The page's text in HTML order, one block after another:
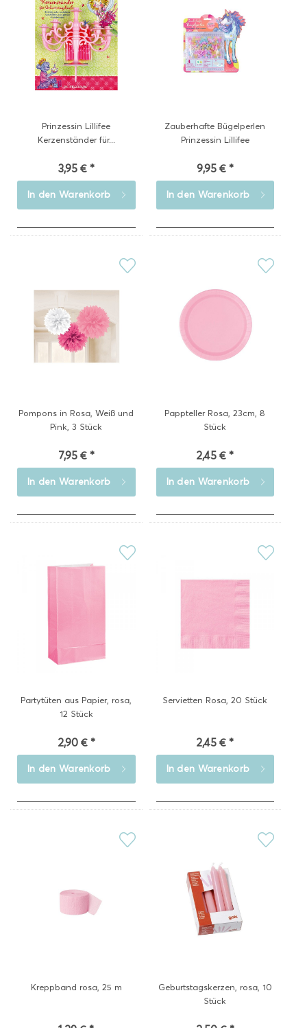
Prinzessin Lillifee
Kerzenständer für...
3,95 € *
In den Warenkorb
Zauberhafte Bügelperlen
Prinzessin Lillifee
9,95 € *
In den Warenkorb
Pompons in Rosa, Weiß und
Pink, 3 Stück
7,95 € *
In den Warenkorb
Pappteller Rosa, 23cm, 8
Stück
2,45 € *
In den Warenkorb
Partytüten aus Papier, rosa,
12 Stück
2,90 € *
In den Warenkorb
Servietten Rosa, 20 Stück
2,45 € *
In den Warenkorb
Kreppband rosa, 25 m
Geburtstagskerzen, rosa, 10
Stück